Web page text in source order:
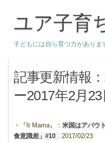
ユア子育
子どもには自ら育つ力がありま
記事更新情報
ー2017年2月23
・『It Mama』： 米国はアバウ
食意識差」#10 2017/02/23